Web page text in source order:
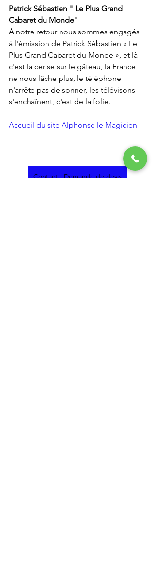
Patrick Sébastien " Le Plus Grand
Cabaret du Monde"
À notre retour nous sommes engagés
à l'émission de Patrick Sébastien « Le
Plus Grand Cabaret du Monde », et là
c'est la cerise sur le gâteau, la France
ne nous lâche plus, le téléphone
n'arrête pas de sonner, les télévisons
s'enchaînent, c'est de la folie.
Accueil du site Alphonse le Magicien
Contact - Demande de devis